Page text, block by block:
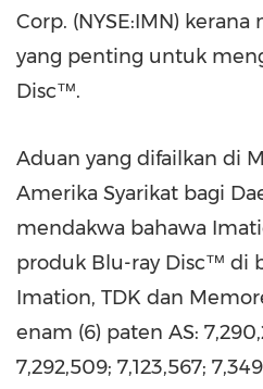
Corp. (NYSE:IMN)
yang penting untuk
Disc™.
Aduan yang difailkan di
Amerika Syarikat bagi
mendakwa bahawa
produk Blu-ray Disc™ di
Imation, TDK dan
enam (6) paten AS:
7,292,509; 7,123,567;